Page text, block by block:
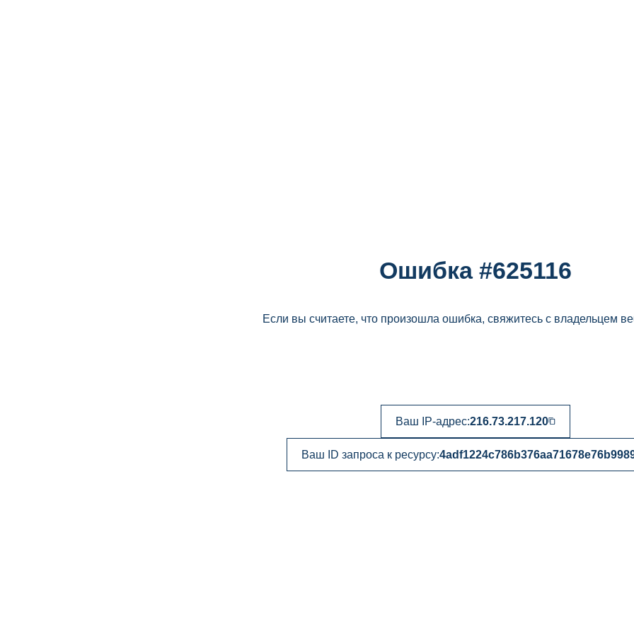
Ошибка #625116
Если вы считаете, что произошла ошибка, свяжитесь с владельцем
Ваш IP-адрес:216.73.217.120
Ваш ID запроса к ресурсу: